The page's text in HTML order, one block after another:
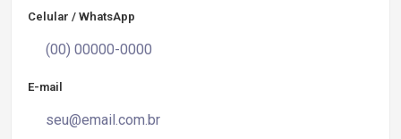
Celular / WhatsApp
E-mail